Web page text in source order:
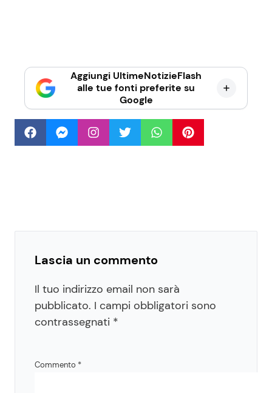
Aggiungi UltimeNotizieFlash
alle tue fonti preferite su
Google
Lascia un commento
Il tuo indirizzo email non sarà
pubblicato. I campi obbligatori sono
contrassegnati *
Commento *